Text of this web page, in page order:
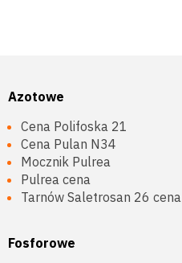
Azotowe
Cena Polifoska 21
Cena Pulan N34
Mocznik Pulrea
Pulrea cena
Tarnów Saletrosan 26 cena
Fosforowe